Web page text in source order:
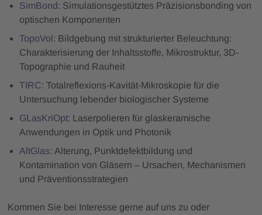
SimBond: Simulationsgestütztes Präzisionsbonding von
optischen Komponenten
TopoVol: Bildgebung mit strukturierter Beleuchtung:
Charakterisierung der Inhaltsstoffe, Mikrostruktur, 3D-
Topographie und Rauheit
TIRC: Totalreflexions-Kavität-Mikroskopie für die
Untersuchung lebender biologischer Systeme
GLasKriOpt: Laserpolieren für glaskeramische
Anwendungen in Optik und Photonik
AltGlas: Alterung, Punktdefektbildung und
Kontamination von Gläsern – Ursachen, Mechanismen
und Präventionsstrategien
Kommen Sie bei Interesse gerne auf uns zu oder